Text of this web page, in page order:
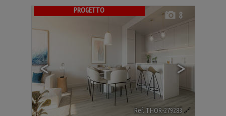
PROGETTO
< >
8
Ref. THOR-279283 🔗